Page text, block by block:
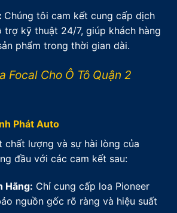
Chúng tôi cam kết cung cấp dịch
trợ kỹ thuật 24/7, giúp khách hàng
phẩm trong thời gian dài.
Focal Cho Ô Tô Quận 2
Phát Auto
chất lượng và sự hài lòng của
đầu với các cam kết sau:
Hãng: Chỉ cung cấp loa Pioneer
nguồn gốc rõ ràng và hiệu suất